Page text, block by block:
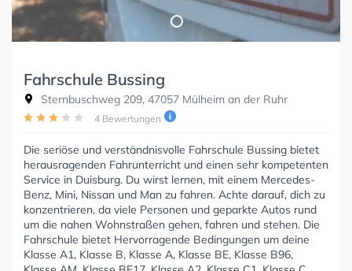
Fahrschule Bussing
Sternbuschweg 209, 47057 Mülheim an der Ruhr
4 Bewertungen
Die seriöse und verständnisvolle Fahrschule Bussing bietet
herausragenden Fahrunterricht und einen sehr kompetenten
Service in Duisburg. Du wirst lernen, mit einem Mercedes-
Benz, Mini, Nissan und Man zu fahren. Achte darauf, dich zu
konzentrieren, da viele Personen und geparkte Autos rund
um die nahen Wohnstraßen gehen, fahren und stehen. Die
Fahrschule bietet Hervorragende Bedingungen um deine
Klasse A1, Klasse B, Klasse A, Klasse BE, Klasse B96,